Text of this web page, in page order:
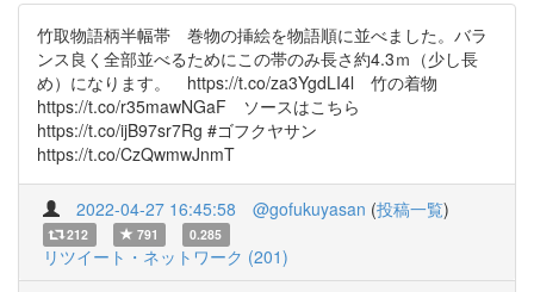
竹取物語柄半幅帯 巻物の挿絵を物語順に並べました。バラ
ンス良く全部並べるためにこの帯のみ長さ約4.3ｍ（少し長
め）になります。 https://t.co/za3YgdLI4l 竹の着物
https://t.co/r35mawNGaF ソースはこちら
https://t.co/ijB97sr7Rg #ゴフクヤサン
https://t.co/CzQwmwJnmT
2022-04-27 16:45:58 @gofukuyasan (投稿一覧)
212 791 0.285
リツイート・ネットワーク (201)